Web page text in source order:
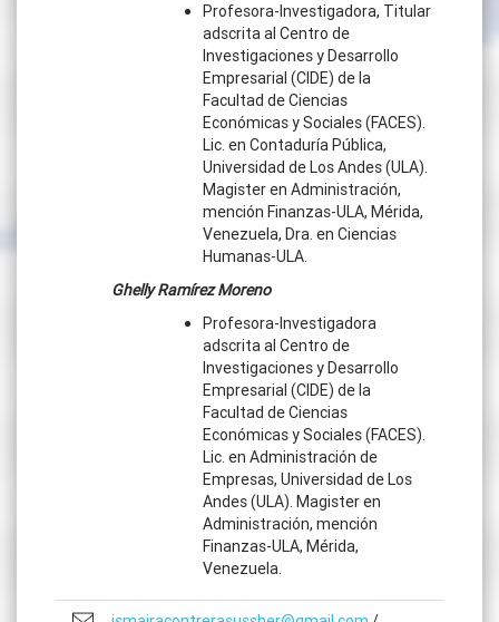
Profesora-Investigadora, Titular
adscrita al Centro de
Investigaciones y Desarrollo
Empresarial (CIDE) de la
Facultad de Ciencias
Económicas y Sociales (FACES).
Lic. en Contaduría Pública,
Universidad de Los Andes (ULA).
Magister en Administración,
mención Finanzas-ULA, Mérida,
Venezuela, Dra. en Ciencias
Humanas-ULA.
Ghelly Ramírez Moreno
Profesora-Investigadora
adscrita al Centro de
Investigaciones y Desarrollo
Empresarial (CIDE) de la
Facultad de Ciencias
Económicas y Sociales (FACES).
Lic. en Administración de
Empresas, Universidad de Los
Andes (ULA). Magister en
Administración, mención
Finanzas-ULA, Mérida,
Venezuela.